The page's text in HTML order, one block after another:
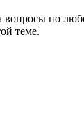
вопросы по
теме.